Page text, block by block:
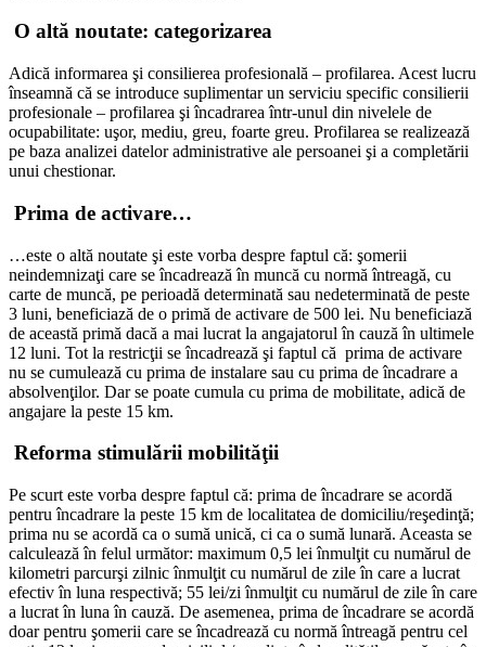
O altă noutate: categorizarea
Adică informarea şi consilierea profesională – profilarea. Acest lucru
înseamnă că se introduce suplimentar un serviciu specific consilierii
profesionale – profilarea şi încadrarea într-unul din nivelele de
ocupabilitate: uşor, mediu, greu, foarte greu. Profilarea se realizează
pe baza analizei datelor administrative ale persoanei şi a completării
unui chestionar.
Prima de activare…
…este o altă noutate şi este vorba despre faptul că: şomerii
neindemnizaţi care se încadrează în muncă cu normă întreagă, cu
carte de muncă, pe perioadă determinată sau nedeterminată de peste
3 luni, beneficiază de o primă de activare de 500 lei. Nu beneficiază
de această primă dacă a mai lucrat la angajatorul în cauză în ultimele
12 luni. Tot la restricţii se încadrează şi faptul că prima de activare
nu se cumulează cu prima de instalare sau cu prima de încadrare a
absolvenţilor. Dar se poate cumula cu prima de mobilitate, adică de
angajare la peste 15 km.
Reforma stimulării mobilităţii
Pe scurt este vorba despre faptul că: prima de încadrare se acordă
pentru încadrare la peste 15 km de localitatea de domiciliu/reşedinţă;
prima nu se acordă ca o sumă unică, ci ca o sumă lunară. Aceasta se
calculează în felul următor: maximum 0,5 lei înmulţit cu numărul de
kilometri parcurşi zilnic înmulţit cu numărul de zile în care a lucrat
efectiv în luna respectivă; 55 lei/zi înmulţit cu numărul de zile în care
a lucrat în luna în cauză. De asemenea, prima de încadrare se acordă
doar pentru şomerii care se încadrează cu normă întreagă pentru cel